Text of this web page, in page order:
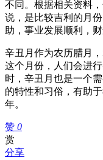
不同。根据相关资料
说，是比较吉利的月
助，事业发展顺利，财
辛丑月作为农历腊月
这个月份，人们会进
时，辛丑月也是一个
的特性和习俗，有助
年。
赞 0
赏
分享